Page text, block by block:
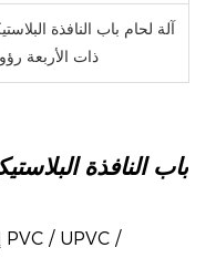
آلة لحام باب النافذة
ذات الأربعة
باب النافذة